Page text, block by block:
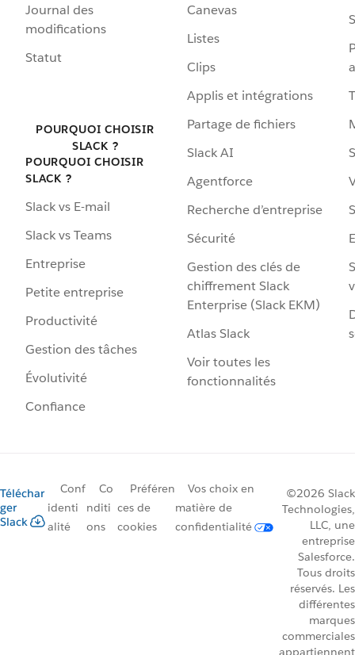
Journal des
modifications
Statut
POURQUOI CHOISIR
SLACK ?
POURQUOI CHOISIR
SLACK ?
Slack vs E-mail
Slack vs Teams
Entreprise
Petite entreprise
Productivité
Gestion des tâches
Évolutivité
Confiance
Canevas
Listes
Clips
Applis et intégrations
Partage de fichiers
Slack AI
Agentforce
Recherche d’entreprise
Sécurité
Gestion des clés de
chiffrement Slack
Enterprise (Slack EKM)
Atlas Slack
Voir toutes les
fonctionnalités
Téléchar
ger
Slack
Conf
identi
alité
Co
nditi
ons
Préféren
ces de
cookies
Vos choix en
matière de
confidentialité
©2026 Slack
Technologies,
LLC, une
entreprise
Salesforce.
Tous droits
réservés. Les
différentes
marques
commerciales
appartiennent